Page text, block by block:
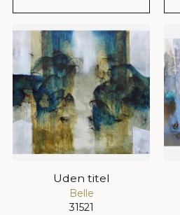
Uden titel
Belle
31521